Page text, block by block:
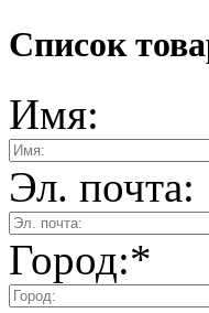
Список
Имя:
Эл. почта:
Город:*